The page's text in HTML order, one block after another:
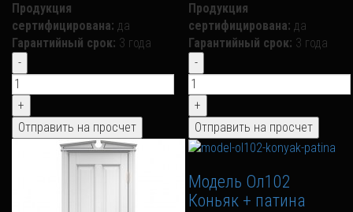
Продукция
сертифицирована: да
Гарантийный срок: 3 года
Продукция
сертифицирована: да
Гарантийный срок: 3 года
Модель Ол102
Коньяк + патина